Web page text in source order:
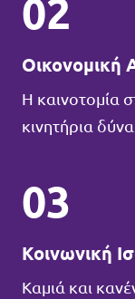
02
Οικονομική
Η καινοτομία
κινητήρια
03
Κοινωνική
Καμιά και